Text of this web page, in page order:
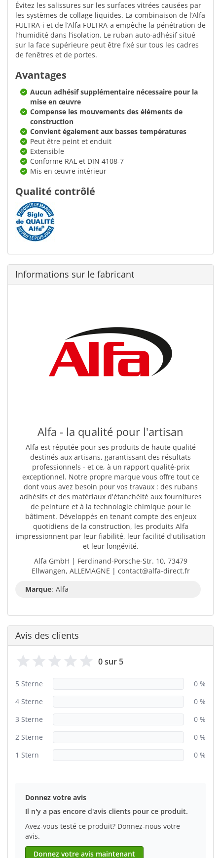
Évitez les salissures sur les surfaces vitrées causées par
les systèmes de collage liquides. La combinaison de l’Alfa
FULTRA-i et de l’Alfa FULTRA-a empêche la pénétration de
l’humidité dans l’isolation. Le ruban auto-adhésif situé
sur la face supérieure peut être fixé sur tous les cadres
de fenêtres et de portes.
Avantages
Aucun adhésif supplémentaire nécessaire pour la
mise en œuvre
Compense les mouvements des éléments de
construction
Convient également aux basses températures
Peut être peint et enduit
Extensible
Conforme RAL et DIN 4108-7
Mis en œuvre intérieur
Qualité contrôlé
Informations sur le fabricant
Alfa - la qualité pour l'artisan
Alfa est réputée pour ses produits de haute qualité
destinés aux artisans, garantissant des résultats
professionnels - et ce, à un rapport qualité-prix
exceptionnel. Notre propre marque vous offre tout ce
dont vous avez besoin pour vos travaux : des rubans
adhésifs et des matériaux d'étanchéité aux fournitures
de peinture et à la technologie chimique pour le
bâtiment. Développés en tenant compte des enjeux
quotidiens de la construction, les produits Alfa
impressionnent par leur fiabilité, leur facilité d'utilisation
et leur longévité.
Alfa GmbH | Ferdinand-Porsche-Str. 10, 73479
Ellwangen, ALLEMAGNE | contact@alfa-direct.fr
Marque: Alfa
Avis des clients
0 sur 5
5 Sterne
0 %
4 Sterne
0 %
3 Sterne
0 %
2 Sterne
0 %
1 Stern
0 %
Donnez votre avis
Il n'y a pas encore d'avis clients pour ce produit.
Avez-vous testé ce produit? Donnez-nous votre
avis.
Donnez votre avis maintenant